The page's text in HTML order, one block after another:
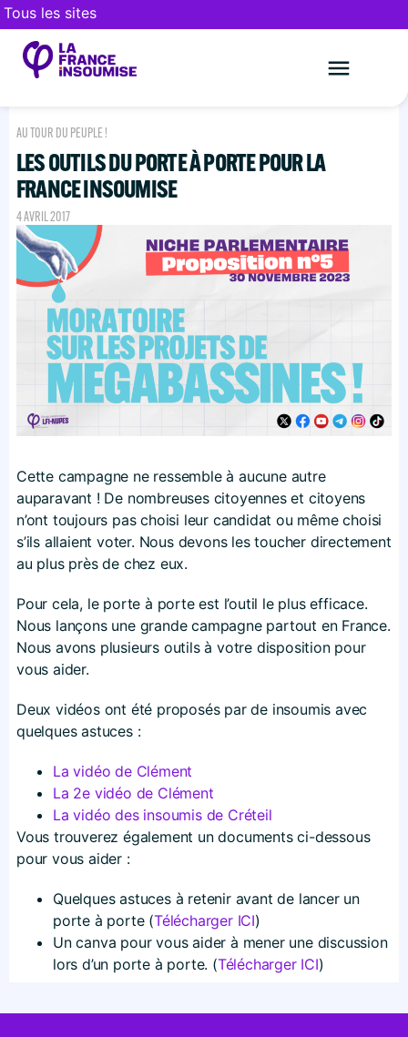
Tous les sites
AU TOUR DU PEUPLE !
LES OUTILS DU PORTE À PORTE POUR LA
FRANCE INSOUMISE
4 AVRIL 2017
Cette campagne ne ressemble à aucune autre
auparavant ! De nombreuses citoyennes et citoyens
n’ont toujours pas choisi leur candidat ou même choisi
s’ils allaient voter. Nous devons les toucher directement
au plus près de chez eux.
Pour cela, le porte à porte est l’outil le plus efficace.
Nous lançons une grande campagne partout en France.
Nous avons plusieurs outils à votre disposition pour
vous aider.
Deux vidéos ont été proposés par de insoumis avec
quelques astuces :
La vidéo de Clément
La 2e vidéo de Clément
La vidéo des insoumis de Créteil
Vous trouverez également un documents ci-dessous
pour vous aider :
Quelques astuces à retenir avant de lancer un
porte à porte (Télécharger ICI)
Un canva pour vous aider à mener une discussion
lors d’un porte à porte. (Télécharger ICI)